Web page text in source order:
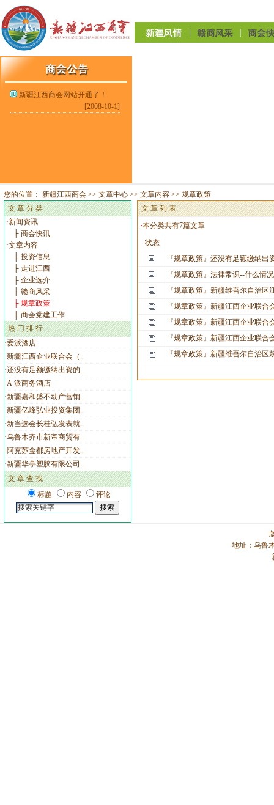
新疆江西商会网站开通了！
[2008-10-1]
您的位置： 新疆江西商会 >> 文章中心 >> 文章内容 >> 规章政策
文 章 分 类
·新闻资讯
├ 商会快讯
·文章内容
├ 投资信息
├ 走进江西
├ 企业选介
├ 赣商风采
├ 规章政策
├ 商会党建工作
热 门 排 行
·爱派酒店
·新疆江西企业联合会（..
·还没有足额缴纳出资的..
·A 派商务酒店
·新疆嘉和盛不动产营销..
·新疆亿峰弘业投资集团..
·新当选会长桂弘发表就..
·乌鲁木齐市新帝商贸有..
·阿克苏金都房地产开发..
·新疆华亭塑胶有限公司..
文 章查 找
标题
内容 评论
文 章列 表
·本分类共有7篇文章
状态
『规章政策』 还没有足额缴纳出
『规章政策』 法律常识--什么情
『规章政策』 新疆维吾尔自治区
『规章政策』 新疆江西企业联合
『规章政策』 新疆江西企业联合
『规章政策』 新疆江西企业联合
『规章政策』 新疆维吾尔自治区
地址：乌鲁